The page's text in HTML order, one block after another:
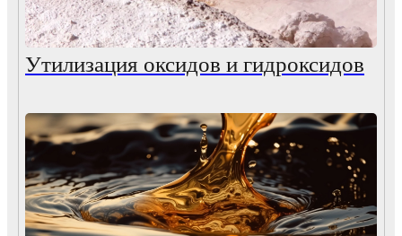
Утилизация оксидов и гидроксидов